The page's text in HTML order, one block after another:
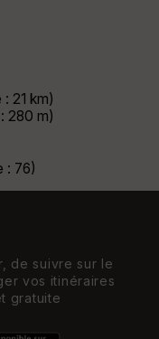
21 km)
280 m)
: 76)
de suivre sur le
vos itinéraires
gratuite